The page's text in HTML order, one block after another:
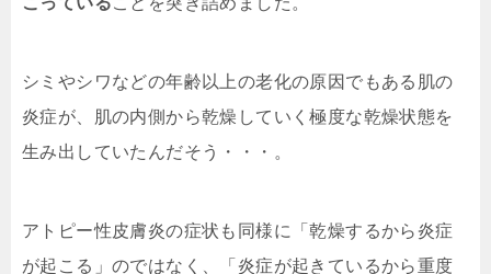
シミやシワなどの年齢以上の老化の原因でもある肌の
炎症が、肌の内側から乾燥していく極度な乾燥状態を
生み出していたんだそう・・・。
アトピー性皮膚炎の症状も同様に「乾燥するから炎症
が起こる」のではなく、「 炎症が起きているから重度